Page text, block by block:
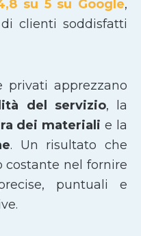
su 5 su Google,
clienti soddisfatti
privati apprezzano
del servizio, la
dei materiali e la
. Un risultato che
nel fornire
puntuali e